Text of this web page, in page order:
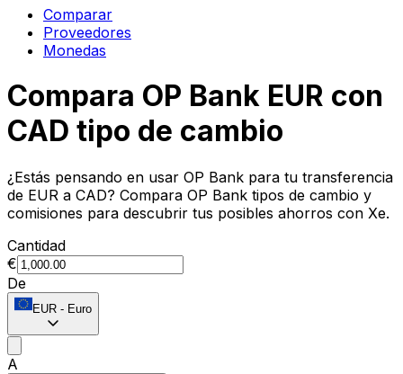
Comparar
Proveedores
Monedas
Compara OP Bank EUR con
CAD tipo de cambio
¿Estás pensando en usar OP Bank para tu transferencia
de EUR a CAD? Compara OP Bank tipos de cambio y
comisiones para descubrir tus posibles ahorros con Xe.
Cantidad
€
De
EUR - Euro
A